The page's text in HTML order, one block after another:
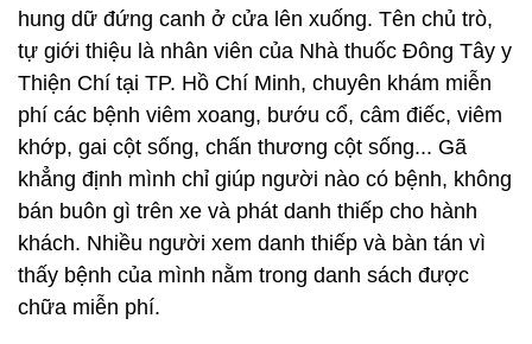
hung dữ đứng canh ở cửa lên xuống. Tên chủ trò,
tự giới thiệu là nhân viên của Nhà thuốc Đông Tây y
Thiện Chí tại TP. Hồ Chí Minh, chuyên khám miễn
phí các bệnh viêm xoang, bướu cổ, câm điếc, viêm
khớp, gai cột sống, chấn thương cột sống... Gã
khẳng định mình chỉ giúp người nào có bệnh, không
bán buôn gì trên xe và phát danh thiếp cho hành
khách. Nhiều người xem danh thiếp và bàn tán vì
thấy bệnh của mình nằm trong danh sách được
chữa miễn phí.